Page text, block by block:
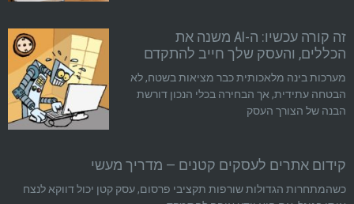
זה קורה עכשיו: ה-AI משנה את
הכללים, והעסק שלך חייב להתקדם
מערכות בינה מלאכותית כבר מציאות בשטח, לא
הבטחה עתידית, אך הבחירה בכלי הנכון דורשת
הבנה של הצורך העסק
קידום אתרים לעסקים קטנים — מדריך מעשי
כשהמתחרות הגדולות שורפות תקציבי פרסום, עסק קטן יכול דווקא לנצח